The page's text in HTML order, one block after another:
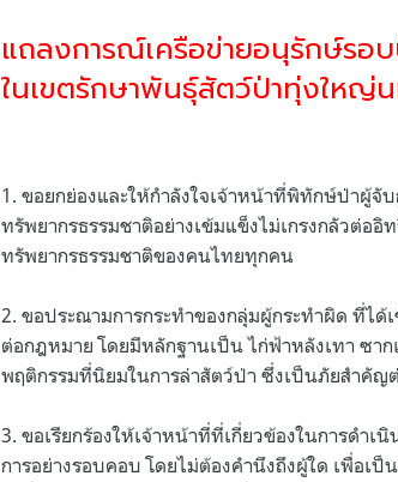
แถลงการณ์เครือข่ายอนุรักษ์รอบ
ในเขตรักษาพันธุ์สัตว์ป่าทุ่งใหญ่
1. ขอยกย่องและให้กำลังใจเจ้าหน้าที่พิทักษ์ป่าผู้
ทรัพยากรธรรมชาติอย่างเข้มแข็งไม่เกรงกลัวต่อ
ทรัพยากรธรรมชาติของคนไทยทุกคน
2. ขอประณามการกระทำของกลุ่มผู้กระทำผิด ที่ไ
ต่อกฎหมาย โดยมีหลักฐานเป็น ไก่ฟ้าหลังเทา ซา
พฤติกรรมที่นิยมในการล่าสัตว์ป่า ซึ่งเป็นภัยสำคัญ
3. ขอเรียกร้องให้เจ้าหน้าที่ที่เกี่ยวข้องในการดำ
การอย่างรอบคอบ โดยไม่ต้องคำนึงถึงผู้ใด เพื่อเ